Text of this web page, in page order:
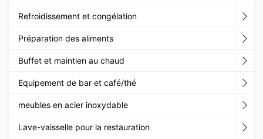
Refroidissement et congélation
Préparation des aliments
Buffet et maintien au chaud
Equipement de bar et café/thé
meubles en acier inoxydable
Lave-vaisselle pour la restauration